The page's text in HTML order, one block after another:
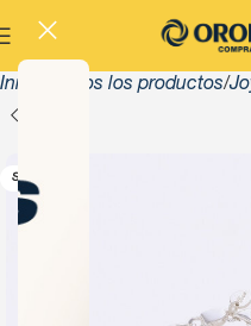
Inicio Todos los productos
SOLD OUT